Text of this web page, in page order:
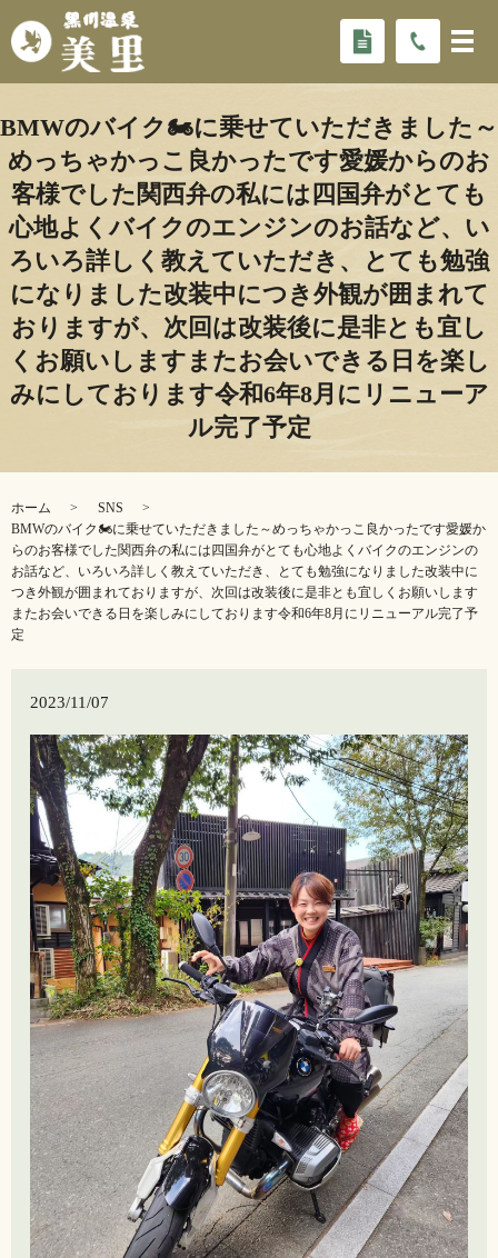
BMWのバイク🏍️に乗せていただきました～️
めっちゃかっこ良かったです️愛媛からのお
客様でした関西弁の私には四国弁がとても
心地よくバイクのエンジンのお話など、い
ろいろ詳しく教えていただき、とても勉強
になりました️改装中につき外観が囲まれて
おりますが、次回は改装後に是非とも宜し
くお願いします️またお会いできる日を楽し
みにしております令和6年8月にリニューア
ル完了予定️
ホーム
SNS
BMWのバイク🏍️に乗せていただきました～️めっちゃかっこ良かったです️愛媛か
らのお客様でした関西弁の私には四国弁がとても心地よくバイクのエンジンの
お話など、いろいろ詳しく教えていただき、とても勉強になりました️改装中に
つき外観が囲まれておりますが、次回は改装後に是非とも宜しくお願いします️
またお会いできる日を楽しみにしております令和6年8月にリニューアル完了予
定️
2023/11/07